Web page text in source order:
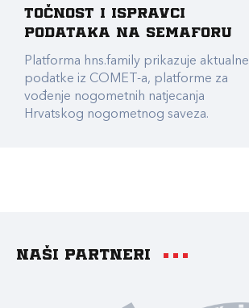
točnost i ispravci
podataka na Semaforu
Platforma hns.family prikazuje aktualne
podatke iz COMET-a, platforme za
vođenje nogometnih natjecanja
Hrvatskog nogometnog saveza.
Naši partneri